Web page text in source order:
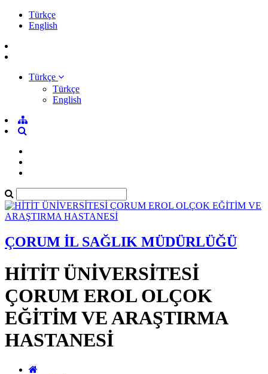
Türkçe
English
Türkçe
Türkçe
English
ÇORUM İL SAĞLIK MÜDÜRLÜĞÜ
HİTİT ÜNİVERSİTESİ
ÇORUM EROL OLÇOK
EĞİTİM VE ARAŞTIRMA
HASTANESİ